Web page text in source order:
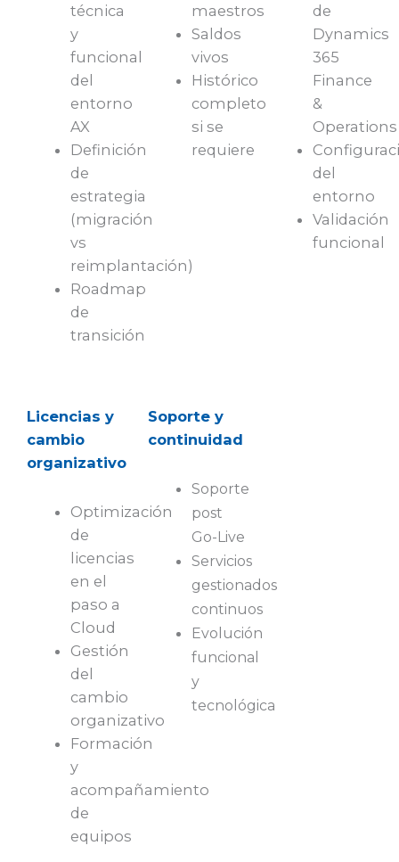
técnica
y
funcional
del
entorno
AX
Definición
de
estrategia
(migración
vs
reimplantación)
Roadmap
de
transición
maestros
Saldos
vivos
Histórico
completo
si se
requiere
de
Dynamics
365
Finance
&
Operations
del
entorno
Validación
funcional
Licencias y
cambio
organizativo
Optimización
de
licencias
en el
paso a
Cloud
Gestión
del
cambio
organizativo
Formación
y
acompañamiento
de
equipos
Soporte y
continuidad
Soporte
post
Go-Live
Servicios
gestionados
continuos
Evolución
funcional
y
tecnológica